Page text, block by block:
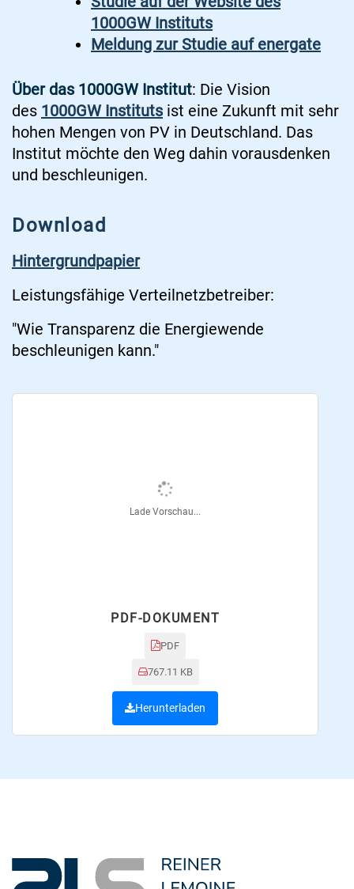
1000GW Instituts
Meldung zur Studie auf energate
Über das 1000GW Institut: Die Vision
des 1000GW Instituts ist eine Zukunft mit sehr
hohen Mengen von PV in Deutschland. Das
Institut möchte den Weg dahin vorausdenken
und beschleunigen.
Download
Hintergrundpapier
Leistungsfähige Verteilnetzbetreiber:
"Wie Transparenz die Energiewende
beschleunigen kann."
Lade Vorschau...
PDF-DOKUMENT
PDF
767.11 KB
Herunterladen